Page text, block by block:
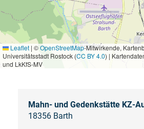
Leaflet | ©OpenStreetMap-Mitwirkende,
Universitätsstadt Rostock (CC BY 4.0) |
und LkKfS-MV
Mahn- und Gedenkstätte KZ-
18356 Barth